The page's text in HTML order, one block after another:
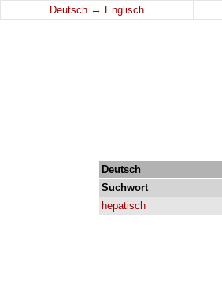
Deutsch ↔ Englisch
Deutsch
Suchwort
hepatisch